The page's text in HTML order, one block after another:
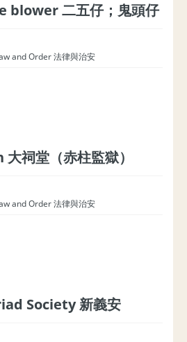
blower 二五仔；鬼頭仔
and Order 法律與治安
祠堂（赤柱監獄）
and Order 法律與治安
Society 新義安